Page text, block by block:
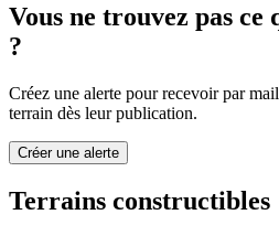
Vous ne trouvez pas ce
?
Créez une alerte pour recevoir par
terrain dès leur publication.
Créer une alerte
Terrains constructibles